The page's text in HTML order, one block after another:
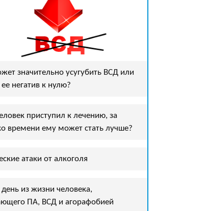
значительно усугубить ВСД или
ее негатив к нулю?
приступил к лечению, за
времени ему может стать лучше?
атаки от алкоголя
из жизни человека,
ПА, ВСД и агорафобией